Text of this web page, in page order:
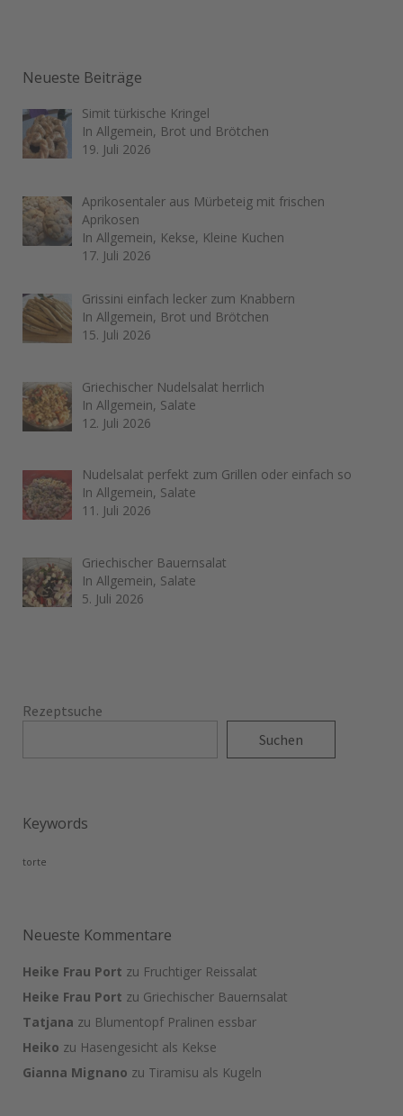
Neueste Beiträge
Simit türkische Kringel
In Allgemein, Brot und Brötchen
19. Juli 2026
Aprikosentaler aus Mürbeteig mit frischen
Aprikosen
In Allgemein, Kekse, Kleine Kuchen
17. Juli 2026
Grissini einfach lecker zum Knabbern
In Allgemein, Brot und Brötchen
15. Juli 2026
Griechischer Nudelsalat herrlich
In Allgemein, Salate
12. Juli 2026
Nudelsalat perfekt zum Grillen oder einfach so
In Allgemein, Salate
11. Juli 2026
Griechischer Bauernsalat
In Allgemein, Salate
5. Juli 2026
Rezeptsuche
Suchen
Keywords
torte
Neueste Kommentare
Heike Frau Port zu Fruchtiger Reissalat
Heike Frau Port zu Griechischer Bauernsalat
Tatjana zu Blumentopf Pralinen essbar
Heiko zu Hasengesicht als Kekse
Gianna Mignano zu Tiramisu als Kugeln